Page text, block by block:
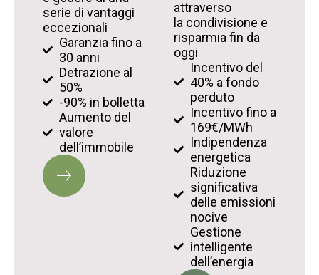
serie di vantaggi
eccezionali
Garanzia fino a
30 anni
Detrazione al
50%
-90% in bolletta
Aumento del
valore
dell’immobile
attraverso
la condivisione e
risparmia fin da
oggi
Incentivo del
40% a fondo
perduto
Incentivo fino a
169€/MWh
Indipendenza
energetica
Riduzione
significativa
delle emissioni
nocive
Gestione
intelligente
dell’energia